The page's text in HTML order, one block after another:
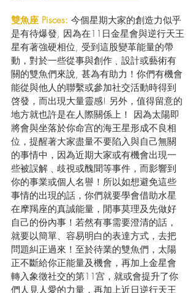
雙魚座 Pisces: 今個星期大家的創造力似乎
是有待爆發, 因為在11日金星會與逆行天王
星有著強硬相位, 受到這股變革能量的帶
動，對於一些從事與創作﹑設計或藝術有
關的雙魚們來說, 甚為有助力！你們有機會
能從與他人的聯繫或參加社交活動時得到
啓發，而出現大量靈感! 另外，值得留意的
地方就也許是在人際關係上！ 因為太陽即
將會與坐落於你命宫的海王星形成不良相
位，提醒著大家盡量不要陷入與自己無關
的事情中，因為近期大家或有機會出現一
些被誤解﹑歧視或醜聞等事件，而影響到
你的事業或個人名譽！所以如想避免這些
事情的出現的話，你們就要學會借助水星
在摩羯座的真誠能量，閒事莫理及先做好
自己的份內事！若然有事需要澄清的話，
就要以簡單、容易明白的表達方式，去把
問題糾正過來！至於待業的雙魚們，太陽
正不斷給你正能量及機會，再加上金星會
轉入象徵社交的第11宫，就或會提升了你
們人見人愛的力量，再加上近日逆行天王